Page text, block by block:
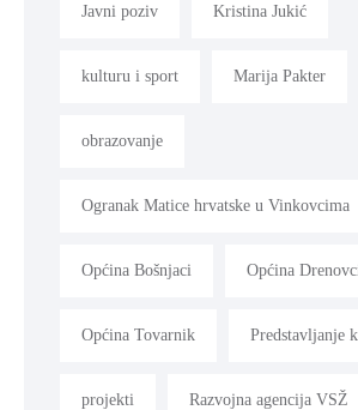
Javni poziv Kristina Jukić
kulturu i sport Marija Pakter
obrazovanje
Ogranak Matice hrvatske u Vinkovcima
Općina Bošnjaci Općina
Općina Tovarnik Predstavljanje
projekti Razvojna agencija VSŽ